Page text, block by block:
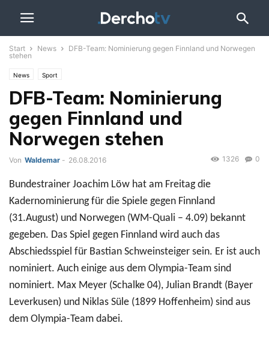
Start News
DFB-Team: Nominierung gegen Finnland und Norwegen
stehen
News Sport
DFB-Team: Nominierung
gegen Finnland und
Norwegen stehen
Von Waldemar - 26.08.2016 0
1326
Bundestrainer Joachim Löw hat am Freitag die
Kadernominierung für die Spiele gegen Finnland
(31.August) und Norwegen (WM-Quali – 4.09) bekannt
gegeben. Das Spiel gegen Finnland wird auch das
Abschiedsspiel für Bastian Schweinsteiger sein. Er ist auch
nominiert. Auch einige aus dem Olympia-Team sind
nominiert. Max Meyer (Schalke 04), Julian Brandt (Bayer
Leverkusen) und Niklas Süle (1899 Hoffenheim) sind aus
dem Olympia-Team dabei.